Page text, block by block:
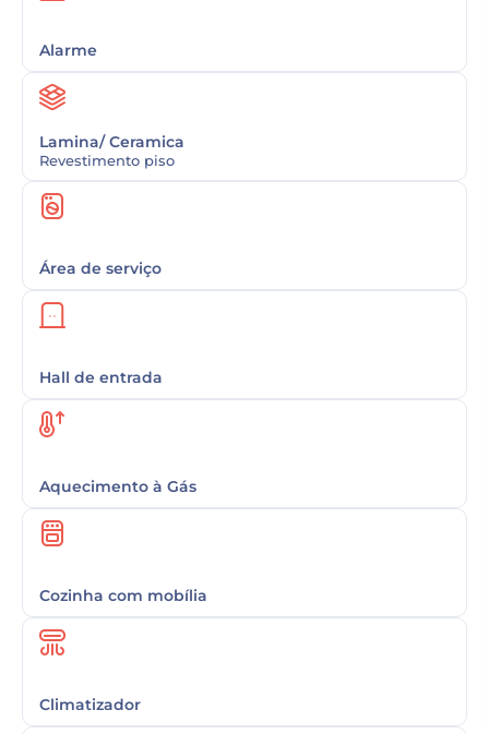
Alarme
Lamina/ Ceramica
Revestimento piso
Área de serviço
Hall de entrada
Aquecimento à Gás
Cozinha com mobília
Climatizador